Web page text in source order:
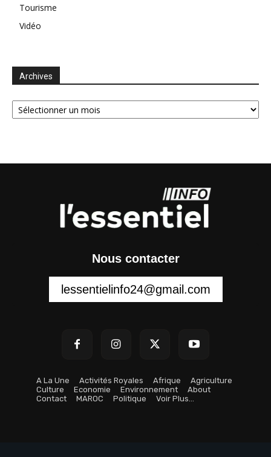
Tourisme
Vidéo
Archives
Archives
Nous contacter
lessentielinfo24@gmail.com
A La Une Activités Royales Afrique
Agriculture
Culture
Economie Environnement
About
Contact
MAROC Politique Voir Plus…